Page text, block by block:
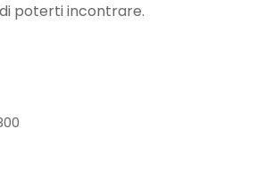
poterti incontrare.